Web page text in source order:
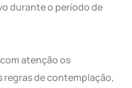
durante o período de
atenção os
de contemplação,